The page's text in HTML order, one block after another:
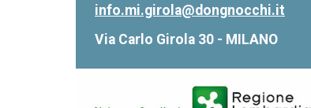
info.mi.girola@dongnocchi.it
Via Carlo Girola 30 - MILANO